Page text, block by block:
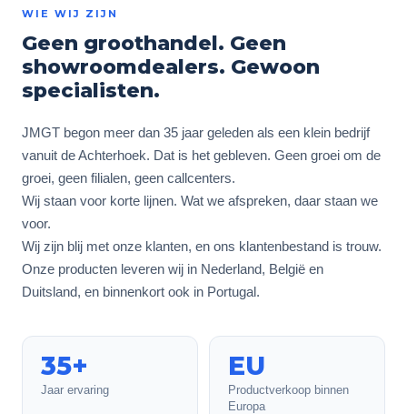
WIE WIJ ZIJN
Geen groothandel. Geen
showroomdealers. Gewoon
specialisten.
JMGT begon meer dan 35 jaar geleden als een klein bedrijf
vanuit de Achterhoek. Dat is het gebleven. Geen groei om de
groei, geen filialen, geen callcenters.
Wij staan voor korte lijnen. Wat we afspreken, daar staan we
voor.
Wij zijn blij met onze klanten, en ons klantenbestand is trouw.
Onze producten leveren wij in Nederland, België en
Duitsland, en binnenkort ook in Portugal.
35+
Jaar ervaring
EU
Productverkoop binnen
Europa